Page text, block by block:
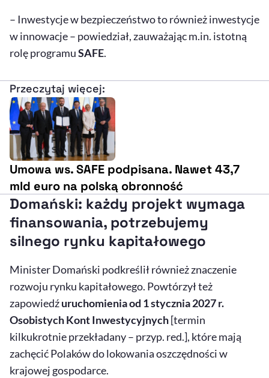
– Inwestycje w bezpieczeństwo to również inwestycje
w innowacje – powiedział, zauważając m.in. istotną
rolę programuSAFE.
Przeczytaj więcej:
Umowa ws. SAFE podpisana. Nawet 43,7
mld euro na polską obronność
Domański: każdy projekt wymaga
finansowania, potrzebujemy
silnego rynku kapitałowego
Minister Domański podkreślił również znaczenie
rozwoju rynku kapitałowego. Powtórzył też
zapowiedźuruchomienia od 1 stycznia 2027 r.
Osobistych Kont Inwestycyjnych[termin
kilkukrotnie przekładany – przyp. red.], które mają
zachęcić Polaków do lokowania oszczędności w
krajowej gospodarce.